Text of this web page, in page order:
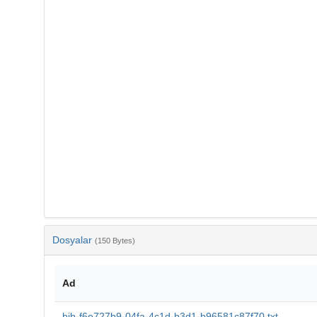
Dosyalar (150 Bytes)
Ad